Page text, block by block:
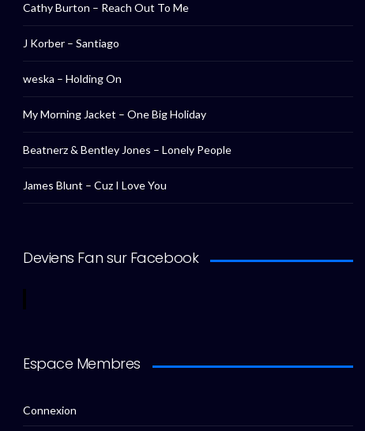
Cathy Burton – Reach Out To Me
J Korber – Santiago
weska – Holding On
My Morning Jacket – One Big Holiday
Beatnerz & Bentley Jones – Lonely People
James Blunt – Cuz I Love You
Deviens Fan sur Facebook
Espace Membres
Connexion